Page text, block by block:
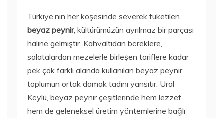
Türkiye’nin her köşesinde severek tüketilen
beyaz peynir, kültürümüzün ayrılmaz bir parçası
haline gelmiştir. Kahvaltıdan böreklere,
salatalardan mezelerle birleşen tariflere kadar
pek çok farklı alanda kullanılan beyaz peynir,
toplumun ortak damak tadını yansıtır. Ural
Köylü, beyaz peynir çeşitlerinde hem lezzet
hem de geleneksel üretim yöntemlerine bağlı